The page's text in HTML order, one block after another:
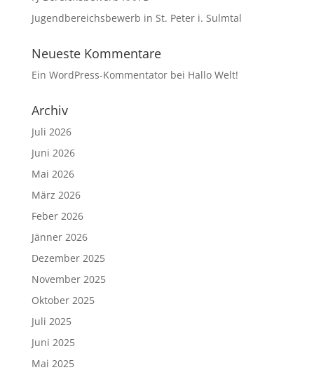
Jugendbereichsbewerb in St. Peter i. Sulmtal
Neueste Kommentare
Ein WordPress-Kommentatorbei Hallo Welt!
Archiv
Juli 2026
Juni 2026
Mai 2026
März 2026
Feber 2026
Jänner 2026
Dezember 2025
November 2025
Oktober 2025
Juli 2025
Juni 2025
Mai 2025